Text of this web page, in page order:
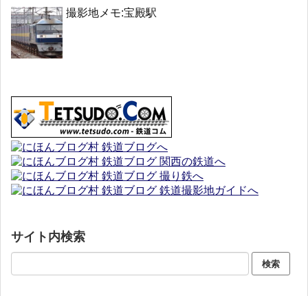
撮影地メモ:宝殿駅
サイト内検索